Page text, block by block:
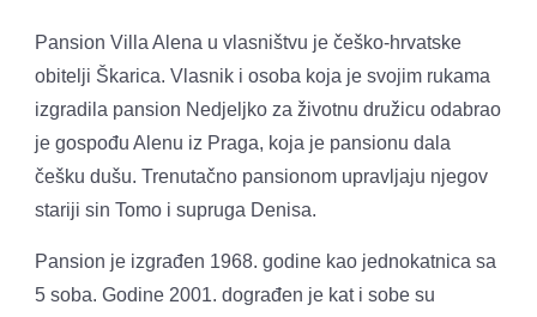
Pansion Villa Alena u vlasništvu je češko-hrvatske
obitelji Škarica. Vlasnik i osoba koja je svojim rukama
izgradila pansion Nedjeljko za životnu družicu odabrao
je gospođu Alenu iz Praga, koja je pansionu dala
češku dušu. Trenutačno pansionom upravljaju njegov
stariji sin Tomo i supruga Denisa.
Pansion je izgrađen 1968. godine kao jednokatnica sa
5 soba. Godine 2001. dograđen je kat i sobe su